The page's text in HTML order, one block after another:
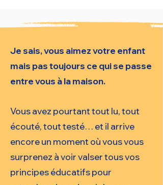
Je sais, vous aimez votre enfant
mais pas toujours ce qui se passe
entre vous à la maison.
Vous avez pourtant tout lu, tout
écouté, tout testé… et il arrive
encore un moment où vous vous
surprenez à voir valser tous vos
principes éducatifs pour